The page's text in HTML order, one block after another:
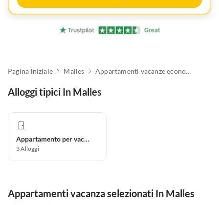
Pagina Iniziale Malles Appartamenti vacanze economici
Alloggi tipici In Malles
Appartamento per vacanze
3Alloggi
Appartamenti vacanza selezionati In Malles